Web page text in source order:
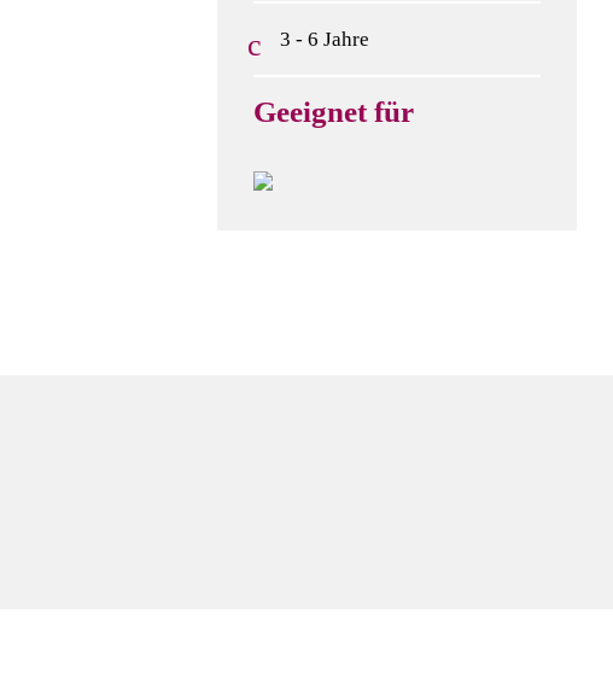
3 - 6 Jahre
Geeignet für